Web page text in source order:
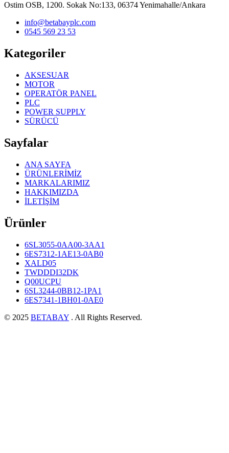
Ostim OSB, 1200. Sokak No:133, 06374 Yenimahalle/Ankara
info@betabayplc.com
0545 569 23 53
Kategoriler
AKSESUAR
MOTOR
OPERATÖR PANEL
PLC
POWER SUPPLY
SÜRÜCÜ
Sayfalar
ANA SAYFA
ÜRÜNLERİMİZ
MARKALARIMIZ
HAKKIMIZDA
İLETİŞİM
Ürünler
6SL3055-0AA00-3AA1
6ES7312-1AE13-0AB0
XALD05
TWDDDI32DK
Q00UCPU
6SL3244-0BB12-1PA1
6ES7341-1BH01-0AE0
© 2025 BETABAY . All Rights Reserved.